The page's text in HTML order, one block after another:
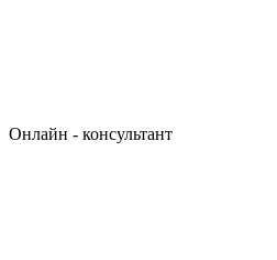
Онлайн - консультант